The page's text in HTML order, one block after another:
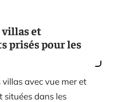
villas et
prisés pour les
villas avec vue mer et
situées dans les